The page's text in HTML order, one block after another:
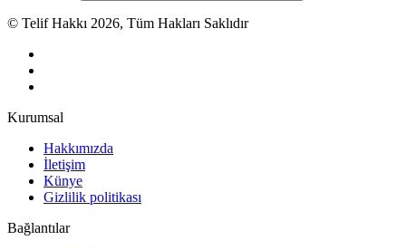
© Telif Hakkı 2026, Tüm Hakları Saklıdır
Kurumsal
Hakkımızda
İletişim
Künye
Gizlilik politikası
Bağlantılar